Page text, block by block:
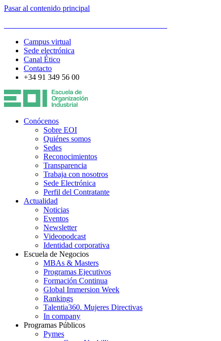
Pasar al contenido principal
Campus virtual
Sede electrónica
Canal Ético
Contacto
+34 91 349 56 00
Conócenos
Sobre EOI
Quiénes somos
Sedes
Reconocimientos
Transparencia
Trabaja con nosotros
Sede Electrónica
Perfil del Contratante
Actualidad
Noticias
Eventos
Newsletter
Videopodcast
Identidad corporativa
Escuela de Negocios
MBAs & Masters
Programas Ejecutivos
Formación Continua
Global Immersion Week
Rankings
Talentia360. Mujeres Directivas
In company
Programas Públicos
Pymes